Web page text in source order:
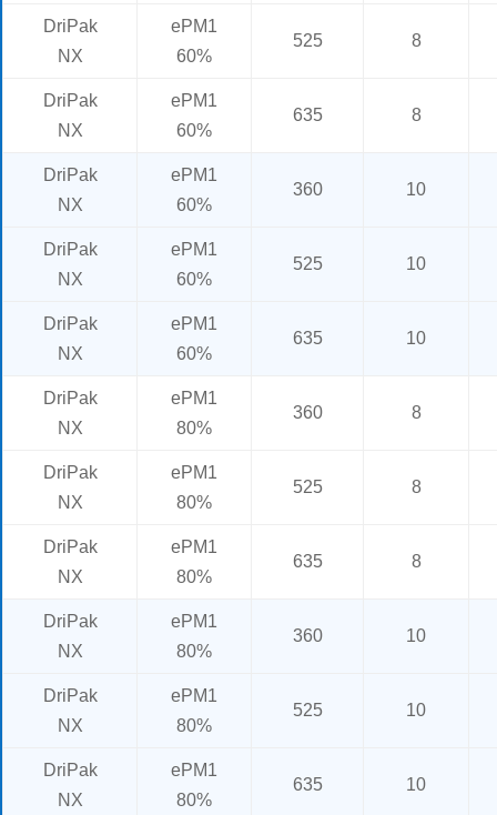
DriPak
NX
ePM1
60%
525 8
DriPak
NX
ePM1
60%
635 8
DriPak
NX
ePM1
60%
360 10
DriPak
NX
ePM1
60%
525 10
DriPak
NX
ePM1
60%
635 10
DriPak
NX
ePM1
80%
360 8
DriPak
NX
ePM1
80%
525 8
DriPak
NX
ePM1
80%
635 8
DriPak
NX
ePM1
80%
360 10
DriPak
NX
ePM1
80%
525 10
DriPak
NX
ePM1
80%
635 10